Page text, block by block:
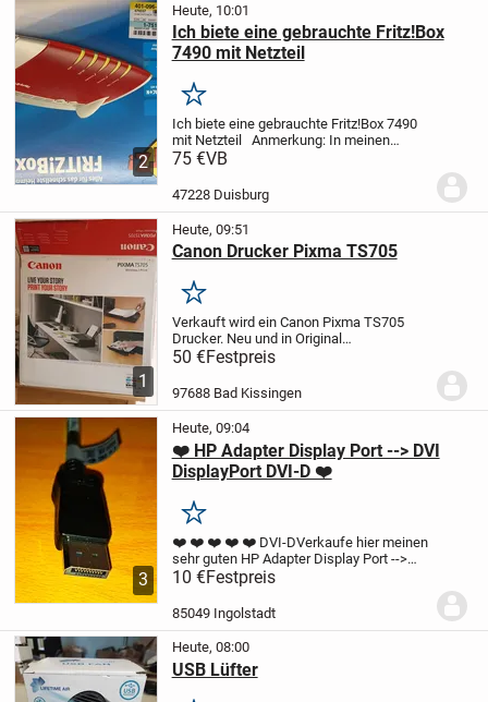
2
Heute, 10:01
Ich biete eine gebrauchte Fritz!Box
7490 mit Netzteil
Merken
Ich biete eine gebrauchte Fritz!Box 7490
mit Netzteil
Anmerkung:In meinen
Angeboten versuche ich, die Ware so
Text und Bild. Fragen beantworte ich so...
75 €VB
47228 Duisburg
1
Heute, 09:51
Canon Drucker Pixma TS705
Merken
Verkauft wird ein Canon Pixma TS705
Drucker. Neu und in Original
Verpackung.Steht seit ein paar Jahren nur
Original
Tintenpatronen.Abholung in Bad
Kissingen oder Versand
möglich.Kontakt:...
50 €Festpreis
97688 Bad Kissingen
3
Heute, 09:04
❤️ HP Adapter Display Port --> DVI
DisplayPort DVI-D ❤️
Merken
❤️ ❤️ ❤️ ❤️ ❤️ DVI-DVerkaufe hier meinen
sehr guten HP Adapter Display Port -->
DVI. Der Adapter ist gebraucht und
funktioniert fehlerfrei. Der Artikel kann
angeschaut und abgeholt werden. Ein...
10 €Festpreis
85049 Ingolstadt
Heute, 08:00
USB Lüfter